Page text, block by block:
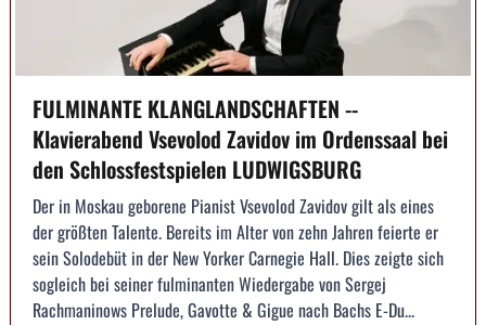
FULMINANTE KLANGLANDSCHAFTEN --
Klavierabend Vsevolod Zavidov im Ordenssaal bei
den Schlossfestspielen LUDWIGSBURG
Der in Moskau geborene Pianist Vsevolod Zavidov gilt als eines
der größten Talente. Bereits im Alter von zehn Jahren feierte er
sein Solodebüt in der New Yorker Carnegie Hall. Dies zeigte sich
sogleich bei seiner fulminanten Wiedergabe von Sergej
Rachmaninows Prelude, Gavotte & Gigue nach Bachs E-Du...